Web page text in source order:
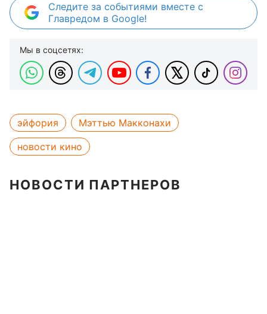
Следите за событиями вместе с
Главредом в Google!
Мы в соцсетях:
эйфория
Мэттью Макконахи
новости кино
НОВОСТИ ПАРТНЕРОВ